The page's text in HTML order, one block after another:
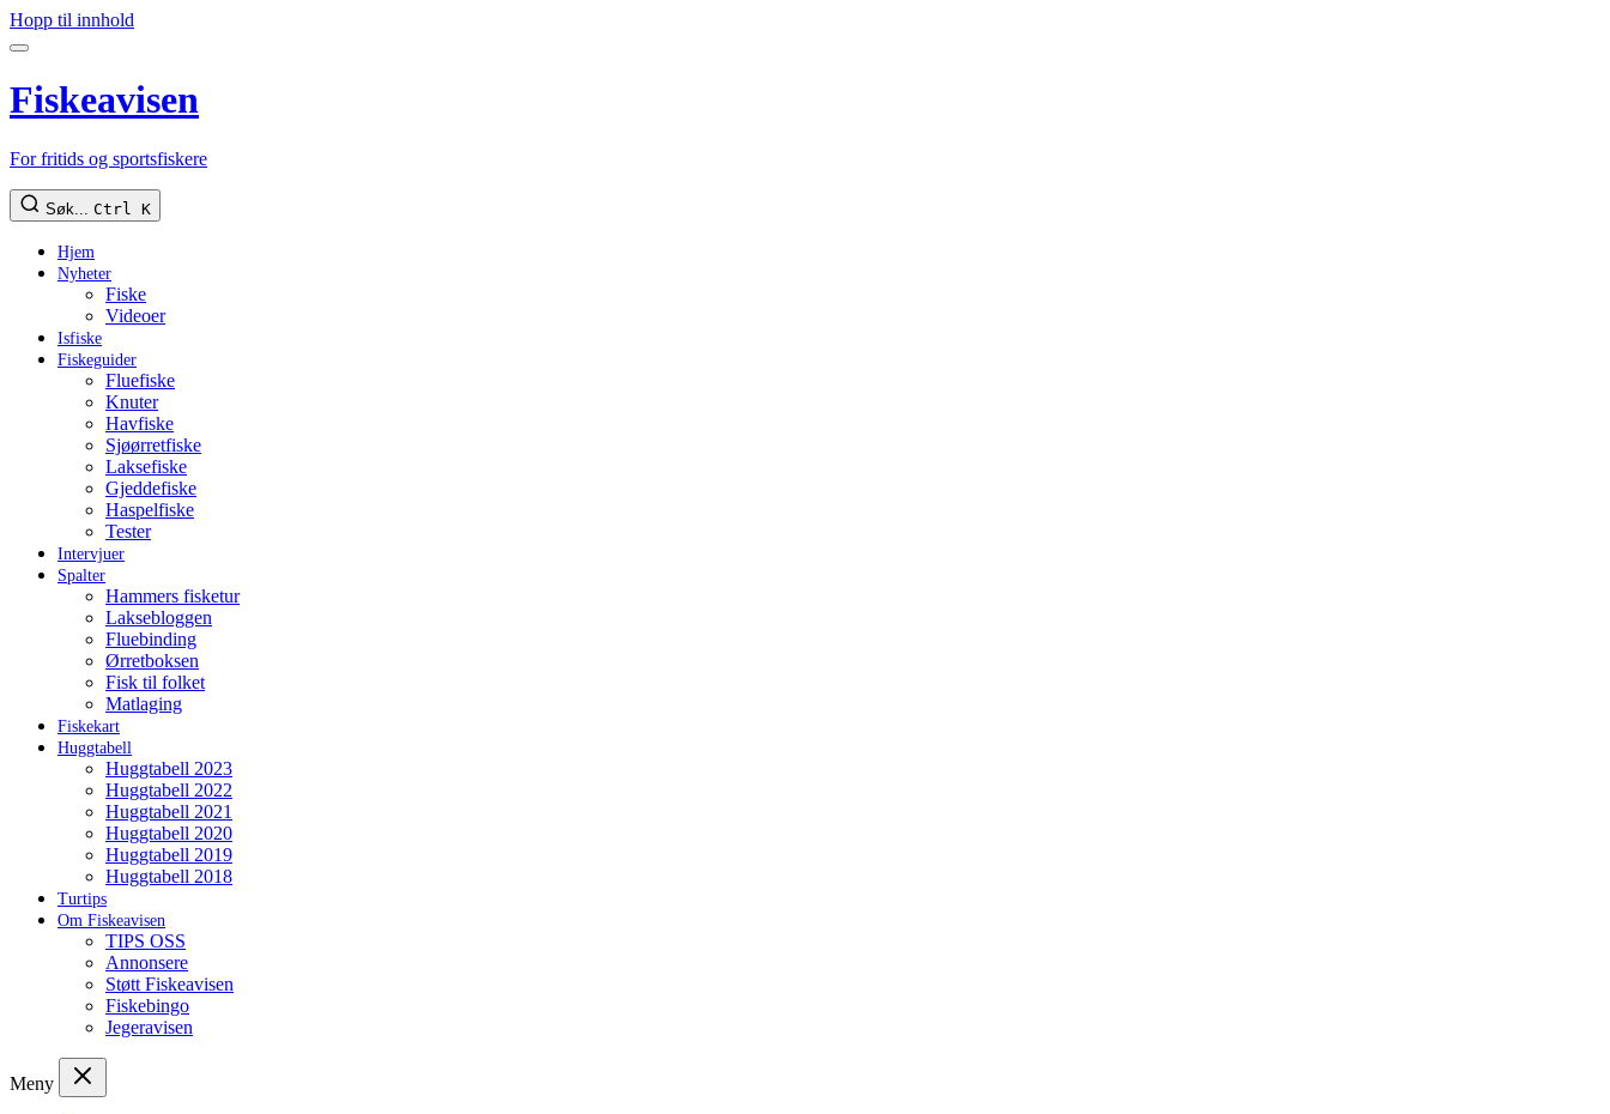
Hopp til innhold
Fiskeavisen
For fritids og sportsfiskere
Søk... Ctrl K
Hjem
Nyheter
Fiske
Videoer
Isfiske
Fiskeguider
Fluefiske
Knuter
Havfiske
Sjøørretfiske
Laksefiske
Gjeddefiske
Haspelfiske
Tester
Intervjuer
Spalter
Hammers fisketur
Laksebloggen
Fluebinding
Ørretboksen
Fisk til folket
Matlaging
Fiskekart
Huggtabell
Huggtabell 2023
Huggtabell 2022
Huggtabell 2021
Huggtabell 2020
Huggtabell 2019
Huggtabell 2018
Turtips
Om Fiskeavisen
TIPS OSS
Annonsere
Støtt Fiskeavisen
Fiskebingo
Jegeravisen
Meny